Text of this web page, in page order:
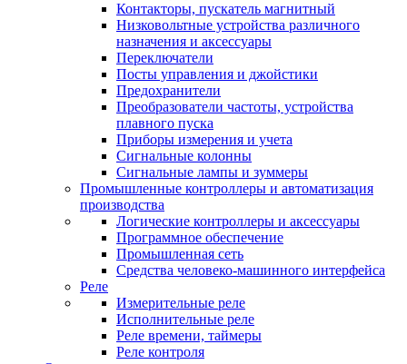
Контакторы, пускатель магнитный
Низковольтные устройства различного
назначения и аксессуары
Переключатели
Посты управления и джойстики
Предохранители
Преобразователи частоты, устройства
плавного пуска
Приборы измерения и учета
Сигнальные колонны
Сигнальные лампы и зуммеры
Промышленные контроллеры и автоматизация
производства
Логические контроллеры и аксессуары
Программное обеспечение
Промышленная сеть
Средства человеко-машинного интерфейса
Реле
Измерительные реле
Исполнительные реле
Реле времени, таймеры
Реле контроля